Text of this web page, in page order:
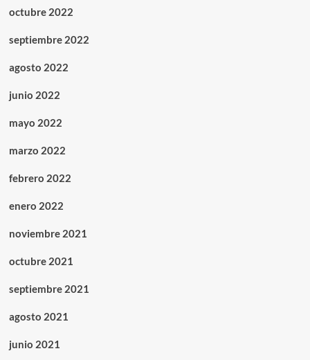
octubre 2022
septiembre 2022
agosto 2022
junio 2022
mayo 2022
marzo 2022
febrero 2022
enero 2022
noviembre 2021
octubre 2021
septiembre 2021
agosto 2021
junio 2021